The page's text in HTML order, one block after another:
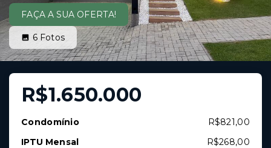
FAÇA A SUA OFERTA!
6 Fotos
R$1.650.000
Condomínio
R$821,00
IPTU Mensal
R$268,00